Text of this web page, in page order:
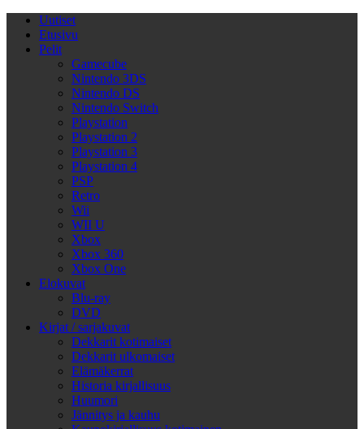
Uutiset
Etusivu
Pelit
Gamecube
Nintendo 3DS
Nintendo DS
Nintendo Switch
Playstation
Playstation 2
Playstation 3
Playstation 4
PSP
Retro
Wii
WII U
Xbox
Xbox 360
Xbox One
Elokuvat
Blu-ray
DVD
Kirjat / sarjakuvat
Dekkarit kotimaiset
Dekkarit ulkomaiset
Elämäkerrat
Historia kirjallisuus
Huumori
Jännitys ja kauhu